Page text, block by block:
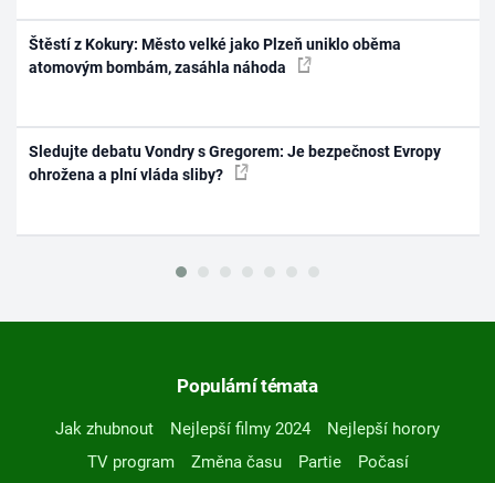
Štěstí z Kokury: Město velké jako Plzeň uniklo oběma
atomovým bombám, zasáhla náhoda
Sledujte debatu Vondry s Gregorem: Je bezpečnost Evropy
ohrožena a plní vláda sliby?
Populární témata
Jak zhubnout Nejlepší filmy 2024
Nejlepší horory
TV program
Změna času Partie
Počasí